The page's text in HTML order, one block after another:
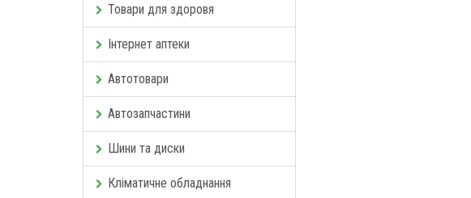
Товари для здоровя
Інтернет аптеки
Автотовари
Автозапчастини
Шини та диски
Кліматичне обладнання